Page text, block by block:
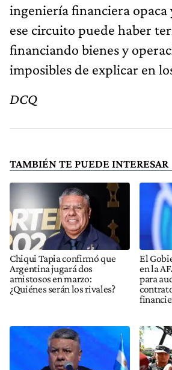
ingeniería financiera opaca
ese circuito puede haber
financiando bienes y
imposibles de explicar en
DCQ
TAMBIÉN TE PUEDE INTERESAR
Chiqui Tapia confirmó que
Argentina jugará dos
amistosos en marzo:
¿Quiénes serán los rivales?
El
en la
para